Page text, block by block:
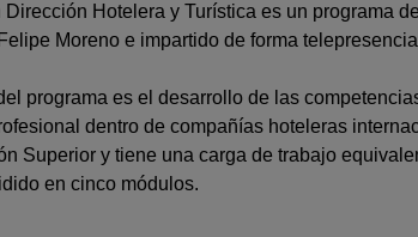
Dirección Hotelera y Turística es un programa
Moreno e impartido de forma
programa es el desarrollo de las
dentro de compañías hoteleras
Superior y tiene una carga de trabajo
en cinco módulos.